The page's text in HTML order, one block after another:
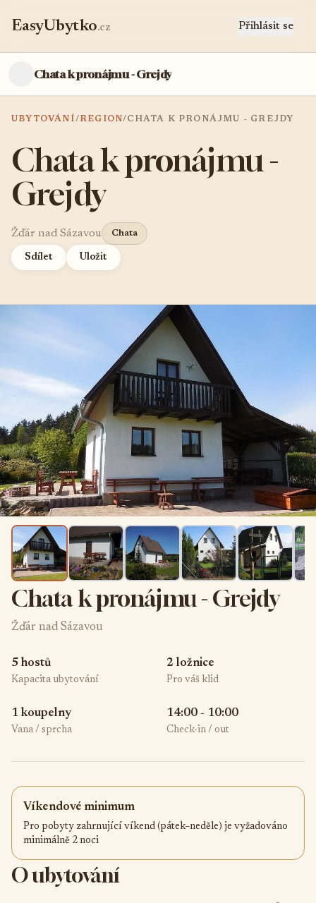
EasyUbytko.cz Přihlásit se
Chata k pronájmu - Grejdy
UBYTOVÁNÍ/REGION/CHATA K PRONÁJMU - GREJDY
Chata k pronájmu -
Grejdy
Žďár nad Sázavou Chata
Sdílet Uložit
Chata k pronájmu - Grejdy
Žďár nad Sázavou
5 hostů
Kapacita ubytování
2 ložnice
Pro váš klid
1 koupelny
Vana / sprcha
14:00 - 10:00
Check-in / out
Víkendové minimum
Pro pobyty zahrnující víkend (pátek–neděle) je vyžadováno
minimálně 2 noci
O ubytování